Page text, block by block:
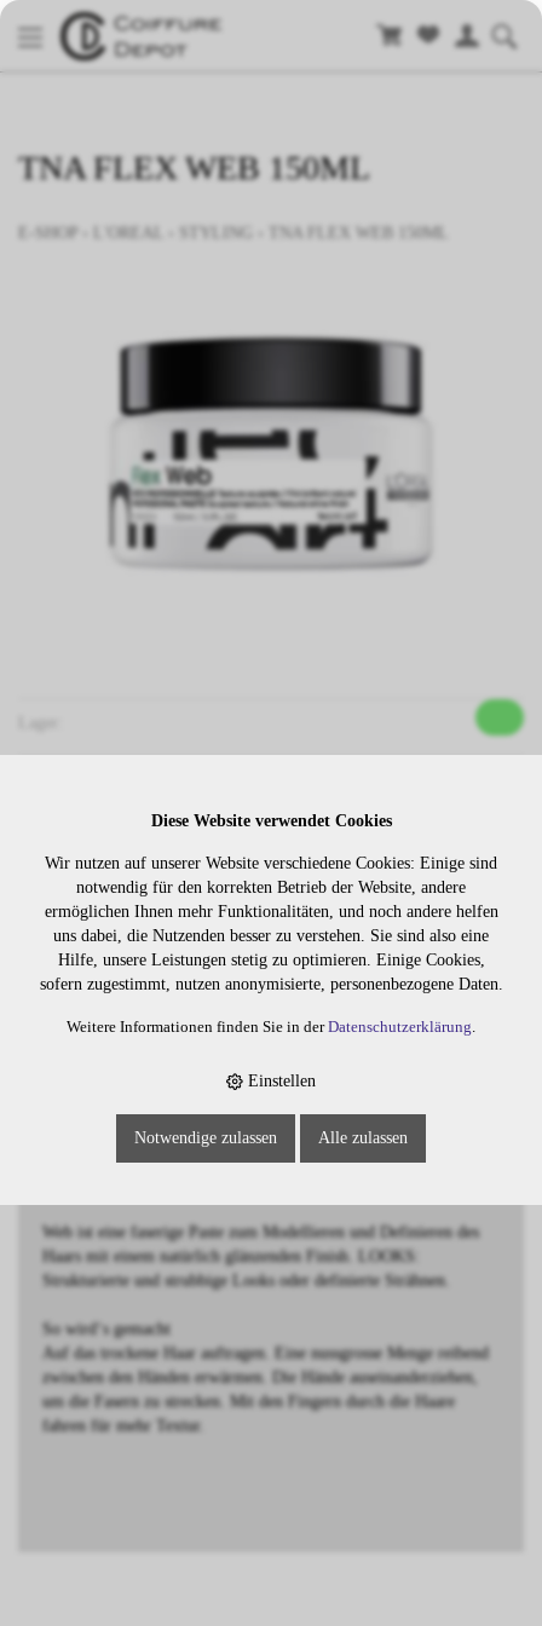
TNA FLEX WEB 150ML
TNA FLEX WEB 150ML
Wiederbeschaffungsdauer auf Anfrage.
Die Preise sind erst nach dem
Login sichtbar. Bitte loggen Sie
sich ein oder registrieren Sie sich.
Merken
L'Oreal Professionnel - TecniArt
TecniArt Flex Web
Web ist eine faserige Paste zum Modellieren und Definieren des
Haars mit einem natürlich glänzenden Finish. LOOKS:
Strukturierte und strubbige Looks oder definierte Strähnen.
So wird‘s gemacht
Auf das trockene Haar auftragen. Eine nussgrosse Menge reibend
zwischen den Händen erwärmen. Die Hände auseinanderziehen,
um die Fasern zu strecken. Mit den Fingern durch die Haare
fahren für mehr Textur.
Diese Website verwendet Cookies
Wir nutzen auf unserer Website verschiedene Cookies: Einige sind
notwendig für den korrekten Betrieb der Website, andere
ermöglichen Ihnen mehr Funktionalitäten, und noch andere helfen
uns dabei, die Nutzenden besser zu verstehen. Sie sind also eine
Hilfe, unsere Leistungen stetig zu optimieren. Einige Cookies,
sofern zugestimmt, nutzen anonymisierte, personenbezogene Daten.
Weitere Informationen finden Sie in derDatenschutzerklärung.
Einstellen
Notwendige zulassen Alle zulassen